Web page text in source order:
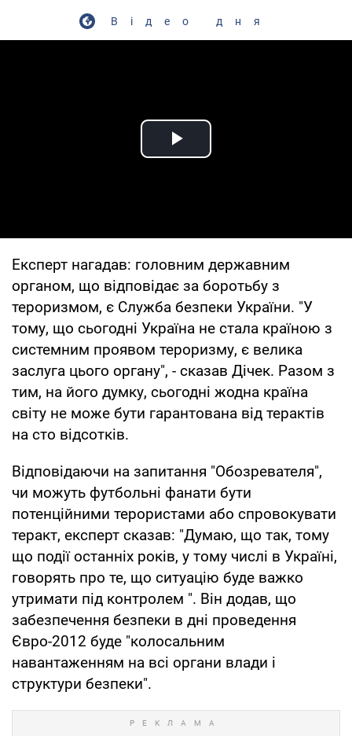
Відео дня
Play Video
Експерт нагадав: головним державним
органом, що відповідає за боротьбу з
тероризмом, є Служба безпеки України. "У
тому, що сьогодні Україна не стала країною з
системним проявом тероризму, є велика
заслуга цього органу", - сказав Дічек. Разом з
тим, на його думку, сьогодні жодна країна
світу не може бути гарантована від терактів
на сто відсотків.
Відповідаючи на запитання "Обозревателя",
чи можуть футбольні фанати бути
потенційними терористами або спровокувати
теракт, експерт сказав: "Думаю, що так, тому
що події останніх років, у тому числі в Україні,
говорять про те, що ситуацію буде важко
утримати під контролем ". Він додав, що
забезпечення безпеки в дні проведення
Євро-2012 буде "колосальним
навантаженням на всі органи влади і
структури безпеки".